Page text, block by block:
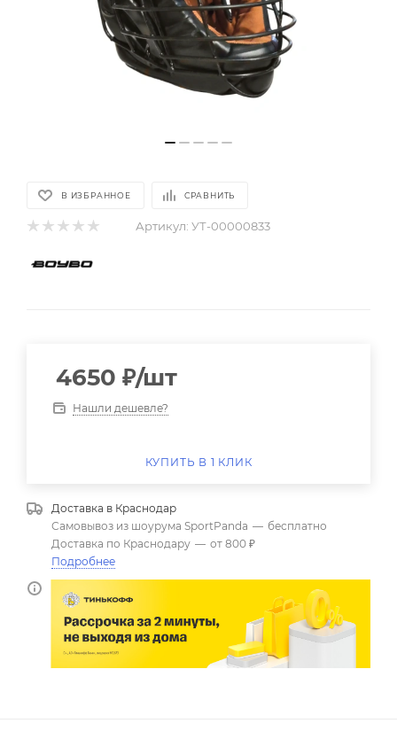
В ИЗБРАННОЕ СРАВНИТЬ
Артикул: УТ-00000833
4650 ₽/шт
Нашли дешевле?
КУПИТЬ В 1 КЛИК
Доставка в Краснодар
Самовывоз из шоурума SportPanda — бесплатно
Доставка по Краснодару — от 800 ₽
Подробнее